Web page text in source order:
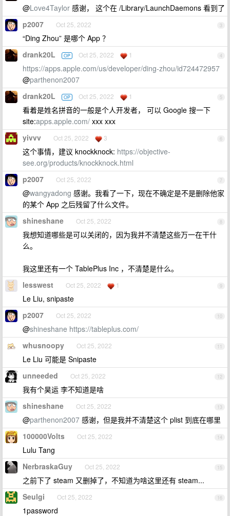
@Love4Taylor 感谢， 这个在 /Library/LaunchDaemons 看到了
3
p2007 Oct 25, 2022
“Ding Zhou” 是哪个 App ？
4
drank20L OP Oct 25, 2022 1
https://apps.apple.com/us/developer/ding-zhou/id724472957
@parthenon2007
5
drank20L OP Oct 25, 2022 1
看着是姓名拼音的一般是个人开发者， 可以 Google 搜一下
site:apps.apple.com/ xxx xxx
6
yivvv Oct 25, 2022 3
这个事情，建议 knockknock: https://objective-
see.org/products/knockknock.html
7
p2007 Oct 25, 2022
@wangyadong 感谢。我看了一下，现在不确定是不是删除他家
的某个 App 之后残留了什么文件。
8
shineshane Oct 25, 2022
我想知道哪些是可以关闭的，因为我并不清楚这些万一在干什
么。
我这里还有一个 TablePlus Inc ，不清楚是什么。
9
lesswest Oct 25, 2022 1
Le Liu, snipaste
10
p2007 Oct 25, 2022
@shineshane https://tableplus.com/
11
whusnoopy Oct 25, 2022
Le Liu 可能是 Snipaste
12
unneeded Oct 25, 2022
我有个昊运 李不知道是啥
13
shineshane Oct 25, 2022
@parthenon2007 感谢，但是我并不清楚这个 plist 到底在哪里
14
100000Volts Oct 25, 2022
Lulu Tang
15
NerbraskaGuy Oct 25, 2022
之前下了 steam 又删掉了，不知道为啥这里还有 steam...
16
Seulgi Oct 25, 2022
1password